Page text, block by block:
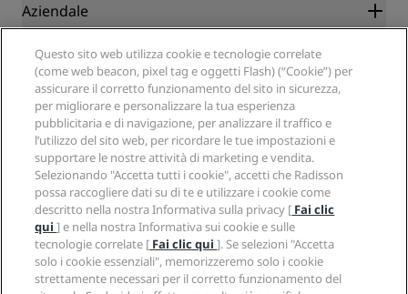
Destinazioni
APP Radisson Hotels
Hotel Approvati per sport
Hotel per famiglie
Salute e sicurezza
Partner
Agenti di viaggio
Aziendale
Radisson Hotel Group
Media
Opportunità di lavoro in RHG
Opportunità di lavoro in PPHE
Opportunità di lavoro in EHL
The Club by RHG
Opportunità di sviluppo
Responsible Business
Approvvigionamento
Note legali
Centro sulla privacy
Note legali
Termini e condizioni di Radisson Rewards
Termini e condizioni di utilizzo del sito
Accessibilità digitale
Dichiarazione sulla schiavitù moderna
Aiuto
Avvisi per i consumatori
Contatti
Domande frequenti
Mappa del sito
Social media
Marchi Radisson Hotels
Questo sito web utilizza cookie e tecnologie correlate
(come web beacon, pixel tag e oggetti Flash) (“Cookie”) per
assicurare il corretto funzionamento del sito in sicurezza,
per migliorare e personalizzare la tua esperienza
pubblicitaria e di navigazione, per analizzare il traffico e
l’utilizzo del sito web, per ricordare le tue impostazioni e
supportare le nostre attività di marketing e vendita.
Selezionando "Accetta tutti i cookie", accetti che Radisson
possa raccogliere dati su di te e utilizzare i cookie come
descritto nella nostra Informativa sulla privacy [ Fai clic
qui] e nella nostra Informativa sui cookie e sulle
tecnologie correlate [ Fai clic qui]. Se selezioni "Accetta
solo i cookie essenziali", memorizzeremo solo i cookie
strettamente necessari per il corretto funzionamento del